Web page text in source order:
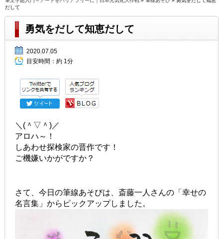
だして
勇気をだして知恵だして
2020.07.05
目安時間： 約 1分
＼(＾▽＾)／
アロハ～！
しあわせ探検家の晋作です！
ご機嫌いかがですか？
さて、今日の筆線あそびは、斎藤一人さんの「幸せの
名言集」からピックアップしました。